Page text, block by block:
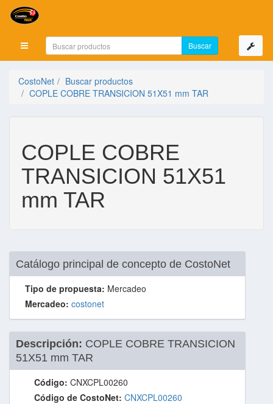
Mostrar menú
CostoNet
Buscar productos
COPLE COBRE TRANSICION 51X51 mm TAR
COPLE COBRE
TRANSICION 51X51
mm TAR
Catálogo principal de concepto de CostoNet
Tipo de propuesta: Mercadeo
Mercadeo: costonet
Descripción: COPLE COBRE TRANSICION
51X51 mm TAR
Código: CNXCPL00260
Código de CostoNet: CNXCPL00260